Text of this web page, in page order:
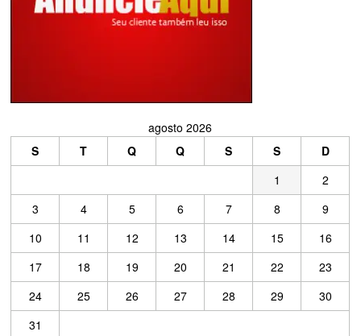
agosto 2026
S
T Q Q S S
D
1
2
3
4 5 6 7 8
9
10
11 12 13 14 15
16
17
18 19 20 21 22
23
24
25 26 27 28 29
30
31